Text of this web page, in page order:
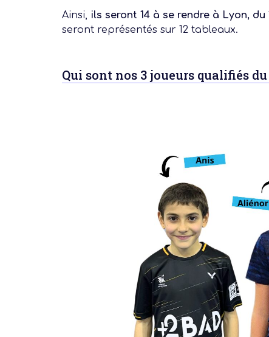
Ainsi, ils seront 14 à se rendre à Lyon, du
seront représentés sur 12 tableaux.
Qui sont nos 3 joueurs qualifiés